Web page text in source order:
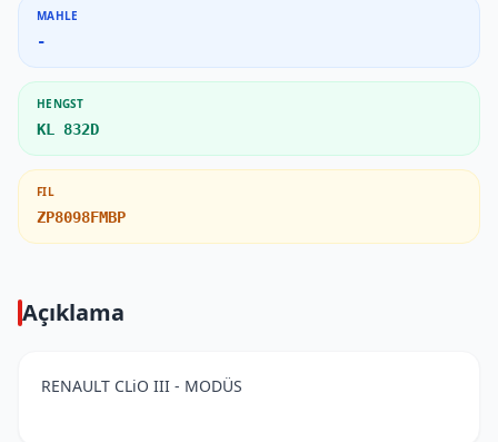
MAHLE
-
HENGST
KL 832D
FIL
ZP8098FMBP
Açıklama
RENAULT CLiO III - MODÜS